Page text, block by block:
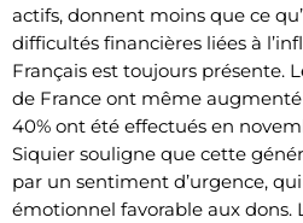
actifs, donnent moins que ce
difficultés financières liées à
Français est toujours présente.
de France ont même augmenté
40% ont été effectués en
Siquier souligne que cette
par un sentiment d’urgence,
émotionnel favorable aux dons.